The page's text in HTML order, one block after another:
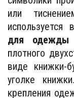
или
используется
для одежды
плотного
виде книжки-
уголке
крепления